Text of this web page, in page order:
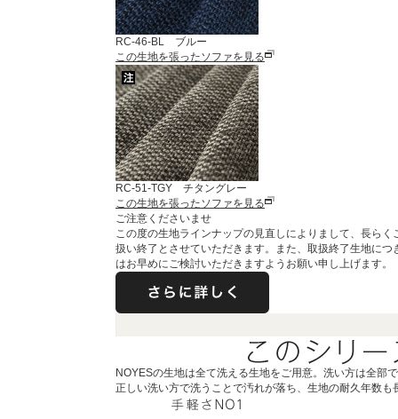
RC-46-BL ブルー
この生地を張ったソファを見る
RC-51-TGY チタングレー
この生地を張ったソファを見る
ご注意くださいませ
この度の生地ラインナップの見直しによりまして、長ら
扱い終了とさせていただきます。また、取扱終了生地に
はお早めにご検討いただきますようお願い申し上げます。
NOYESの生地は全て洗える生地をご用意。洗い方は全部
正しい洗い方で洗うことで汚れが落ち、生地の耐久年数も